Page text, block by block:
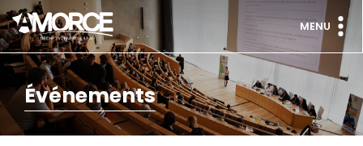
MENU
Événements